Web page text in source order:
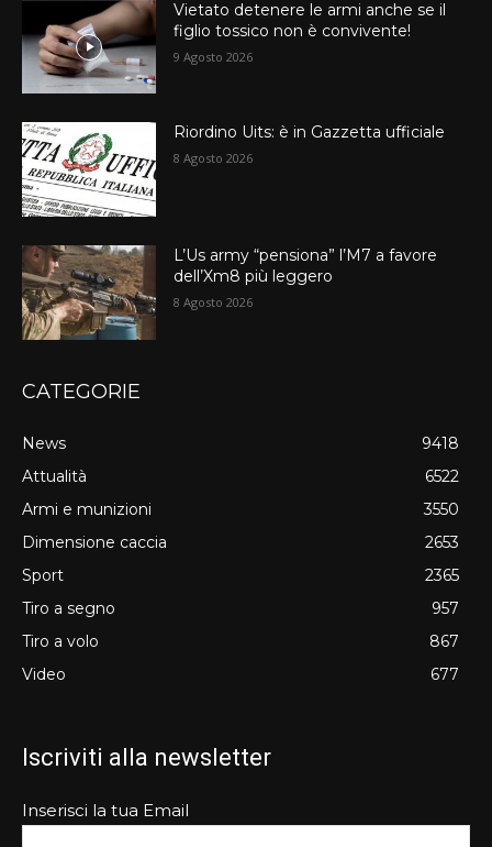
Vietato detenere le armi anche se il
figlio tossico non è convivente!
9 Agosto 2026
Riordino Uits: è in Gazzetta ufficiale
8 Agosto 2026
L’Us army “pensiona” l’M7 a favore
dell’Xm8 più leggero
8 Agosto 2026
CATEGORIE
News
9418
Attualità
6522
Armi e munizioni
3550
Dimensione caccia
2653
Sport
2365
Tiro a segno
957
Tiro a volo
867
Video
677
Iscriviti alla newsletter
Inserisci la tua Email